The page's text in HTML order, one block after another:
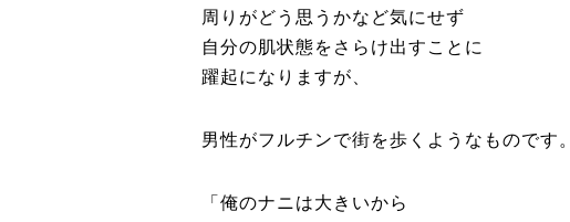
周りがどう思うかなど気にせず
自分の肌状態をさらけ出すことに
躍起になりますが、
男性がフルチンで街を歩くようなものです。
「俺のナニは大きいから